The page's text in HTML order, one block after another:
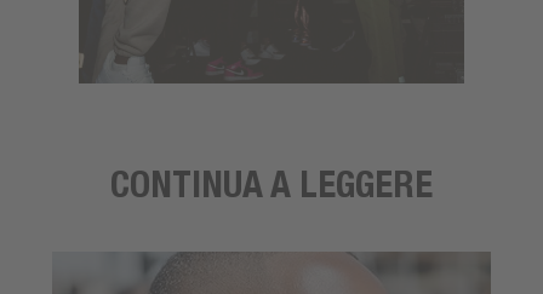
CONTINUA A LEGGERE